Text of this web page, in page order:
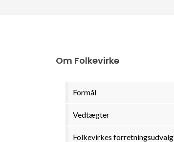
Om Folkevirke
Formål
Vedtægter
Folkevirkes forretningsudvalg